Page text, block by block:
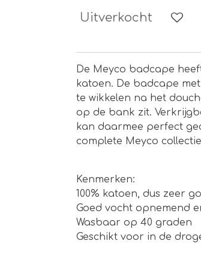
Uitverkocht
De Meyco badcape
katoen. De badcape
te wikkelen na het
op de bank zit.
kan daarmee perfect
complete Meyco
Kenmerken:
100% katoen, dus zeer
Goed vocht opnemend
Wasbaar op 40 graden
Geschikt voor in de